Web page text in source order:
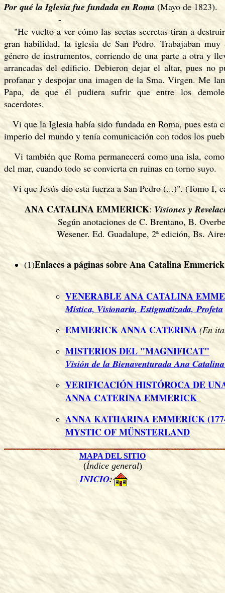
Por qué la Iglesia fue fundada en Roma (Mayo de 1823).
-
"He vuelto a ver cómo las sectas secretas tiran a
gran habilidad, la iglesia de San Pedro. Trabajaban muy
género de instrumentos, corriendo de una parte a otra y
arrancadas del edificio. Debieron dejar el altar, pues no
profanar y despojar una imagen de la Sma. Virgen. Me
Papa, de que él pudiera sufrir que entre los
sacerdotes.
Vi que la Iglesia había sido fundada en Roma, pues esta
imperio del mundo y tenía comunicación con todos los
Vi también que Roma permanecerá como una isla,
del mar, cuando todo se convierta en ruinas en torno suyo.
Vi que Jesús dio esta fuerza a San Pedro (...)". (Tomo I,
ANA CATALINA EMMERICK: Visiones y
Según anotaciones de C. Brentano, B.
Wesener. Ed. Guadalupe, 2ª edición, Bs.
(1)Enlaces a páginas sobre Ana Catalina
VENERABLE ANA CATALINA
Mística, Visionaria, Estigmatizada, Profeta
EMMERICK ANNA CATERINA (En
MISTERIOS DEL "MAGNIFICAT"
Visión de la Bienaventurada Ana
VERIFICACIÓN HISTÓROCA DE
ANNA CATERINA EMMERICK
ANNA KATHARINA EMMERICK
MYSTIC OF MÜNSTERLAND
MAPA DEL SITIO
(Índice general)
INICIO: